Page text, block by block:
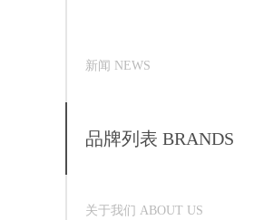
新闻 NEWS
品牌列表 BRANDS
关于我们 ABOUT US